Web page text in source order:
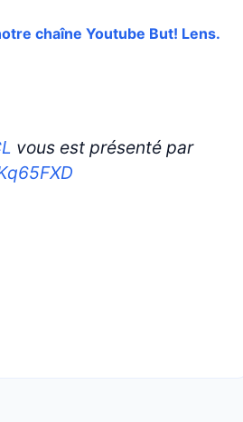
chaîne Youtube But! Lens.
vous est présenté par